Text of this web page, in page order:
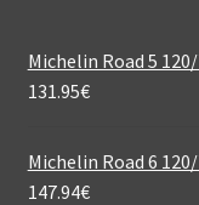
Michelin Road 5
131.95€
Michelin Road 6
147.94€